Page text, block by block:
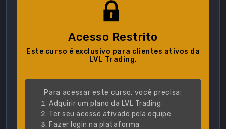
Acesso Restrito
Este curso é exclusivo para clientes ativos da
LVL Trading.
Para acessar este curso, você precisa:
Adquirir um plano da LVL Trading
Ter seu acesso ativado pela equipe
Fazer login na plataforma